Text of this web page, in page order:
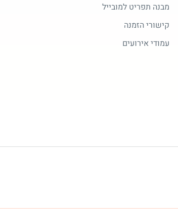
מבנה תפריט למובייל
קישורי הזמנה
עמודי אירועים